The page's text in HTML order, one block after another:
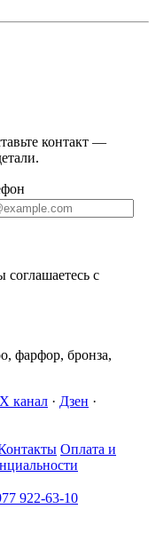
контакт —
с
фарфор, бронза,
канал · Дзен ·
Оплата и
922-63-10